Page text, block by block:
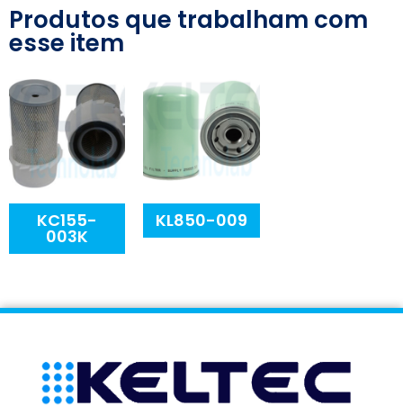
Produtos que trabalham com
esse item
KC155-
003K
KL850-009